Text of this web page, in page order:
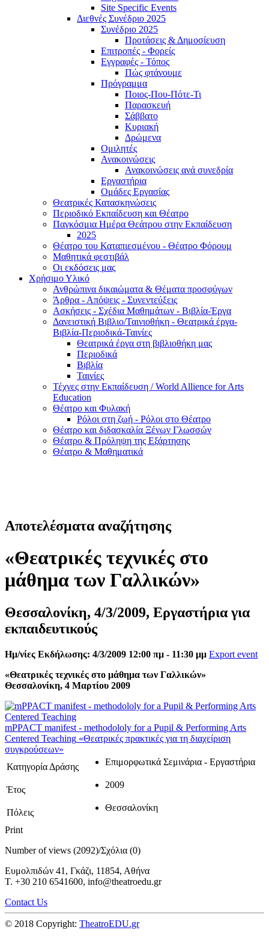
Site Specific Events
Διεθνές Συνέδριο 2025
Συνέδριο 2025
Προτάσεις & Δημοσίευση
Επιτροπές - Φορείς
Εγγραφές - Τόπος
Πώς φτάνουμε
Πρόγραμμα
Ποιος-Που-Πότε-Τι
Παρασκευή
Σάββατο
Κυριακή
Δρώμενα
Ομιλητές
Ανακοινώσεις
Ανακοινώσεις ανά συνεδρία
Εργαστήρια
Ομάδες Εργασίας
Θεατρικές Κατασκηνώσεις
Περιοδικό Εκπαίδευση και Θέατρο
Παγκόσμια Ημέρα Θεάτρου στην Εκπαίδευση
2025
Θέατρο του Καταπιεσμένου - Θέατρο Φόρουμ
Μαθητικά φεστιβάλ
Οι εκδόσεις μας
Χρήσιμο Υλικό
Ανθρώπινα δικαιώματα & Θέματα προσφύγων
Άρθρα - Απόψεις - Συνεντεύξεις
Ασκήσεις - Σχέδια Μαθημάτων - Βιβλία-Έργα
Δανειστική Βιβλιο/Ταινιοθήκη - Θεατρικά έργα-
Βιβλία-Περιοδικά-Ταινίες
Θεατρικά έργα στη βιβλιοθήκη μας
Περιοδικά
Βιβλία
Ταινίες
Τέχνες στην Εκπαίδευση / World Allience for Arts
Education
Θέατρο και Φυλακή
Ρόλοι στη ζωή - Ρόλοι στο Θέατρο
Θέατρο και διδασκαλία Ξένων Γλωσσών
Θέατρο & Πρόληψη της Εξάρτησης
Θέατρο & Μαθηματικά
Αποτελέσματα αναζήτησης
«Θεατρικές τεχνικές στο
μάθημα των Γαλλικών»
Θεσσαλονίκη, 4/3/2009, Εργαστήρια για
εκπαιδευτικούς
Ημ/νίες Εκδήλωσης: 4/3/2009 12:00 πμ - 11:30 μμ Export event
«Θεατρικές τεχνικές στο μάθημα των Γαλλικών»
Θεσσαλονίκη, 4 Μαρτίου 2009
mPPACT manifest - methodololy for a Pupil & Performing Arts
Centered Teaching «Θεατρικές πρακτικές για τη διαχείριση
συγκρούσεων»
Κατηγορία Δράσης
Επιμορφωτικά Σεμινάρια - Εργαστήρια
Έτος 2009
Πόλεις Θεσσαλονίκη
Print
Number of views (2092)/Σχόλια (0)
Ευμολπιδών 41, Γκάζι, 11854, Αθήνα
T. +30 210 6541600, info@theatroedu.gr
Contact Us
© 2018 Copyright: TheatroEDU.gr